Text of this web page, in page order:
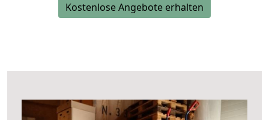
Kostenlose Angebote erhalten